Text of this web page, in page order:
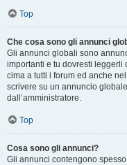
Top
Che cosa sono gli annunci
Gli annunci globali sono
importanti e tu dovresti
cima a tutti i forum ed anche
scrivere su un annuncio
dall’amministratore.
Top
Cosa sono gli annunci?
Gli annunci contengono